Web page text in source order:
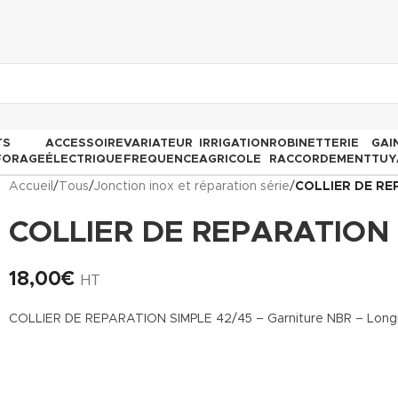
ACCESSOIRE
ÉLECTRIQUE
VARIATEUR
FREQUENCE
IRRIGATION
AGRICOLE
ROBINETTERIE
RACCORDEMENT
Accueil / Tous/Jonction inox et réparation série/COLLIER DE
COLLIER DE
18,00€ HT
COLLIER DE REPARATION SIMPLE 42/45 – Garniture NBR –